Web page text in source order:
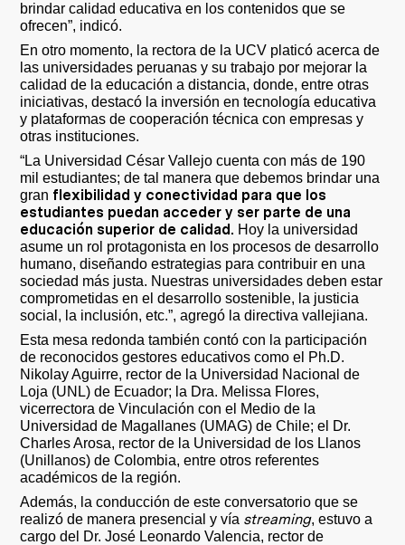
brindar calidad educativa en los contenidos que se
ofrecen”, indicó.
En otro momento, la rectora de la UCV platicó acerca de
las universidades peruanas y su trabajo por mejorar la
calidad de la educación a distancia, donde, entre otras
iniciativas, destacó la inversión en tecnología educativa
y plataformas de cooperación técnica con empresas y
otras instituciones.
“La Universidad César Vallejo cuenta con más de 190
mil estudiantes; de tal manera que debemos brindar una
gran flexibilidad y conectividad para que los
estudiantes puedan acceder y ser parte de una
educación superior de calidad. Hoy la universidad
asume un rol protagonista en los procesos de desarrollo
humano, diseñando estrategias para contribuir en una
sociedad más justa. Nuestras universidades deben estar
comprometidas en el desarrollo sostenible, la justicia
social, la inclusión, etc.”, agregó la directiva vallejiana.
Esta mesa redonda también contó con la participación
de reconocidos gestores educativos como el Ph.D.
Nikolay Aguirre, rector de la Universidad Nacional de
Loja (UNL) de Ecuador; la Dra. Melissa Flores,
vicerrectora de Vinculación con el Medio de la
Universidad de Magallanes (UMAG) de Chile; el Dr.
Charles Arosa, rector de la Universidad de los Llanos
(Unillanos) de Colombia, entre otros referentes
académicos de la región.
Además, la conducción de este conversatorio que se
realizó de manera presencial y vía streaming, estuvo a
cargo del Dr. José Leonardo Valencia, rector de